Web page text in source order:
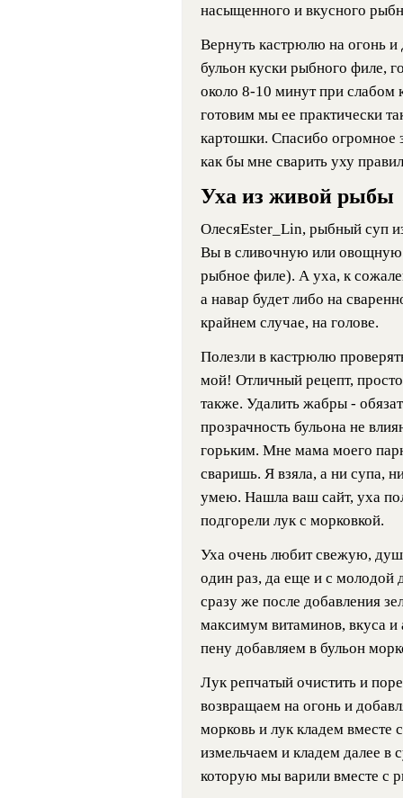
насыщенного и вкусного
Вернуть кастрюлю на огонь и
бульон куски рыбного филе,
около 8-10 минут при слабом
готовим мы ее практически
картошки. Спасибо огромное
как бы мне сварить уху
Уха из живой рыбы
ОлесяEster_Lin, рыбный суп
Вы в сливочную или овощную
рыбное филе). А уха, к
а навар будет либо на
крайнем случае, на голове.
Полезли в кастрюлю
мой! Отличный рецепт,
также. Удалить жабры -
прозрачность бульона не
горьким. Мне мама моего
сваришь. Я взяла, а ни супа,
умею. Нашла ваш сайт, уха
подгорели лук с морковкой.
Уха очень любит свежую,
один раз, да еще и с
сразу же после добавления
максимум витаминов, вкуса
пену добавляем в бульон
Лук репчатый очистить и
возвращаем на огонь и
морковь и лук кладем вместе
измельчаем и кладем далее в
которую мы варили вместе с